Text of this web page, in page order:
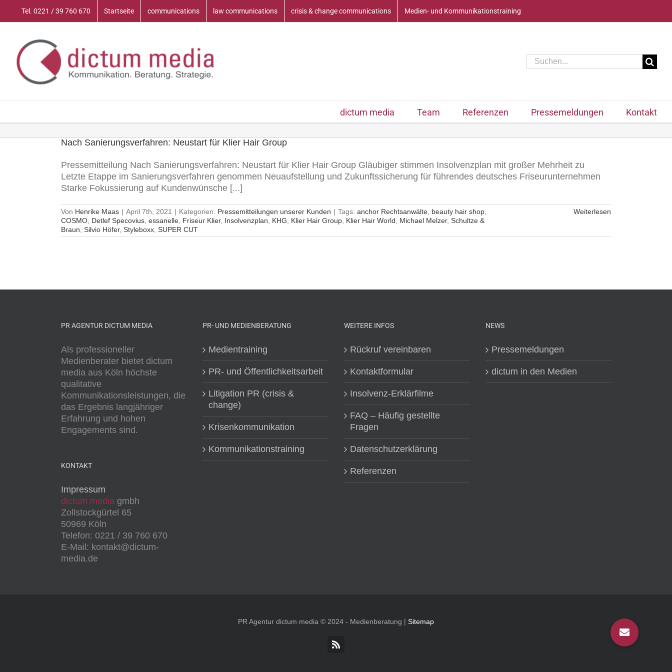
Tel. 0221 / 39 760 670 Startseite communications law communications crisis & change communications Medien- und Kommunikationstraining
Suche
nach:
dictum media Team Referenzen Pressemeldungen Kontakt
Nach Sanierungsverfahren: Neustart für Klier Hair Group
Pressemitteilung Nach Sanierungsverfahren: Neustart für Klier Hair Group Gläubiger stimmen Insolvenzplan mit großer Mehrheit zu
Letzte Etappe im Sanierungsverfahren genommen Neuaufstellung und Zukunftssicherung für führendes deutsches Friseurunternehmen
Starke Fokussierung auf Kundenwünsche [...]
Von Henrike Maas | April 7th, 2021 | Kategorien: Pressemitteilungen unserer Kunden | Tags: anchor Rechtsanwälte beauty hair shop
COSMO Detlef Specovius essanelle Friseur Klier, Insolvenzplan KHG Klier Hair Group Klier Hair World Michael Melzer, Schultze &
Braun Silvio Höfer, Styleboxx SUPER CUT
Weiterlesen
PR AGENTUR DICTUM MEDIA
Als professioneller
Medienberater bietet dictum
media aus Köln höchste
qualitative
Kommunikationsleistungen, die
das Ergebnis langjähriger
Erfahrung und hohen
Engagements sind.
KONTAKT
Impressum
dictum media gmbh
Zollstockgürtel 65
50969 Köln
Telefon: 0221 / 39 760 670
E-Mail: kontakt@dictum-
media.de
PR- UND MEDIENBERATUNG
Medientraining
PR- und Öffentlichkeitsarbeit
Litigation PR (crisis &
change)
Krisenkommunikation
Kommunikationstraining
WEITERE INFOS
Rückruf vereinbaren
Kontaktformular
Insolvenz-Erklärfilme
FAQ – Häufig gestellte
Fragen
Datenschutzerklärung
Referenzen
NEWS
Pressemeldungen
dictum in den Medien
PR Agentur dictum media © 2024 - Medienberatung | Sitemap
Rss